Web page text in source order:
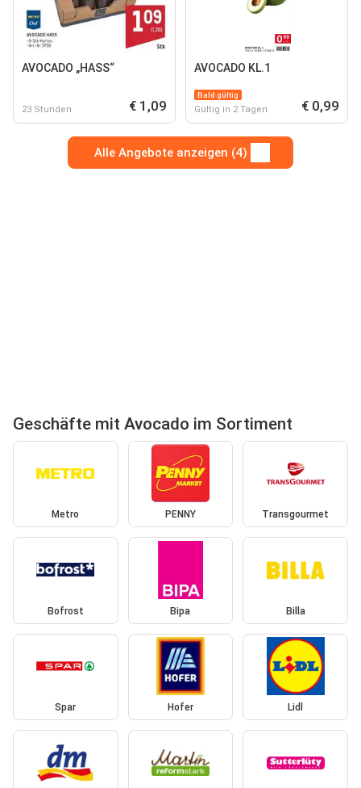
AVOCADO „HASS“
23 Stunden € 1,09
AVOCADO KL.1
Bald gültig
Gültig in 2 Tagen € 0,99
Alle Angebote anzeigen (4)
Geschäfte mit Avocado im Sortiment
Metro PENNY Transgourmet
Bofrost Bipa Billa
Spar Hofer Lidl